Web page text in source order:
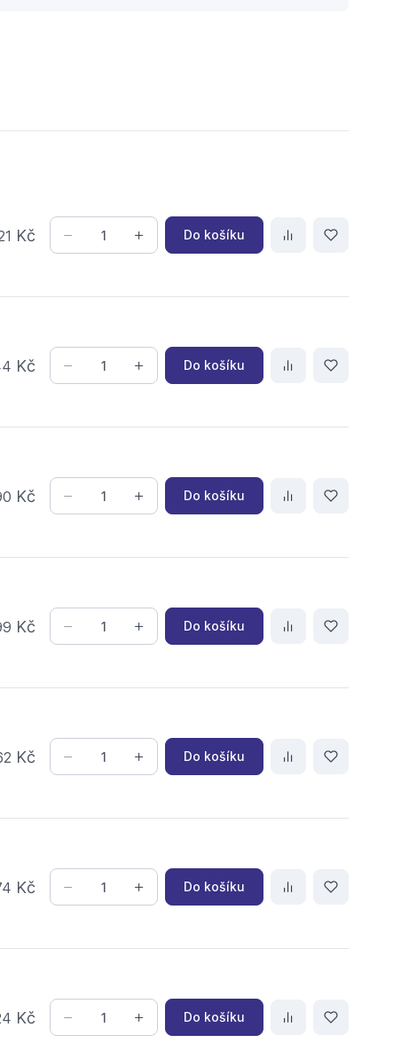
Kč Do košíku
Kč Do košíku
Kč Do košíku
Kč Do košíku
Kč Do košíku
Kč Do košíku
Kč Do košíku